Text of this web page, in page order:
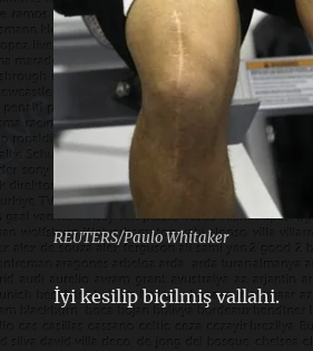
REUTERS/Paulo Whitaker
İyi kesilip biçilmiş vallahi.